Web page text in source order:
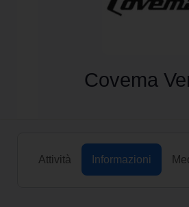
Covema
Attività Informazioni